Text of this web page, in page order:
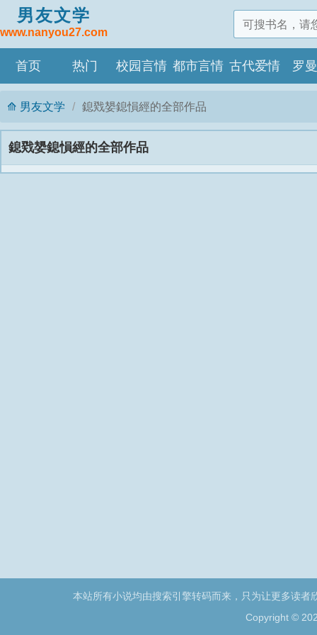
男友文学
www.nanyou27.com
首页 热门 校园言情 都市言情 古代爱情 罗
男友文学 鎴戣嫢鎴愪經的全部作品
鎴戣嫢鎴愪經的全部作品
本站所有小说均由搜索引擎转码而来，只为让更多读
Copyright ©